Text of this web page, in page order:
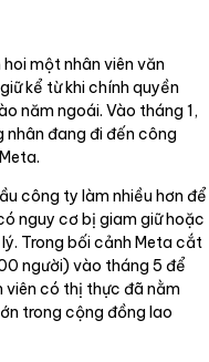
một nhân viên văn
kể từ khi chính quyền
năm ngoái. Vào tháng 1,
đang đi đến công
công ty làm nhiều hơn để
nguy cơ bị giam giữ hoặc
Trong bối cảnh Meta cắt
người) vào tháng 5 để
viên có thị thực đã nằm
trong cộng đồng lao